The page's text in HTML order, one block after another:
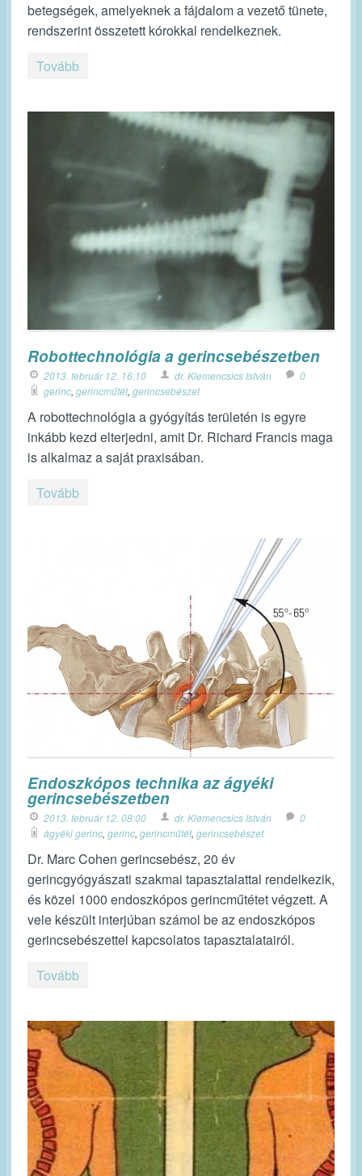
betegségek, amelyeknek a fájdalom a vezető tünete,
rendszerint összetett kórokkal rendelkeznek.
Tovább
Robottechnológia a gerincsebészetben
2013. február 12. 16:10 dr. Klemencsics István
0
gerinc, gerincműtét, gerincsebészet
A robottechnológia a gyógyítás területén is egyre
inkább kezd elterjedni, amit Dr. Richard Francis maga
is alkalmaz a saját praxisában.
Tovább
Endoszkópos technika az ágyéki
gerincsebészetben
2013. február 12. 08:00 dr. Klemencsics István
0
ágyéki gerinc, gerinc, gerincműtét, gerincsebészet
Dr. Marc Cohen gerincsebész, 20 év
gerincgyógyászati szakmai tapasztalattal rendelkezik,
és közel 1000 endoszkópos gerincműtétet végzett. A
vele készült interjúban számol be az endoszkópos
gerincsebészettel kapcsolatos tapasztalatairól.
Tovább